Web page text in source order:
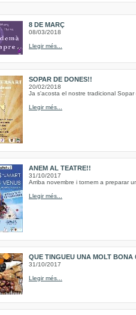
8 DE MARÇ
08/03/2018
Llegir més...
SOPAR DE DONES!!
20/02/2018
Ja s'acosta el nostre tradicional
Llegir més...
ANEM AL TEATRE!!
31/10/2017
Arriba novembre i tornem a preparar
Llegir més...
QUE TINGUEU UNA MOLT BONA
31/10/2017
Llegir més...